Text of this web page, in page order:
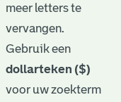
meer letters te
vervangen.
Gebruik een
dollarteken ($)
voor uw zoekterm